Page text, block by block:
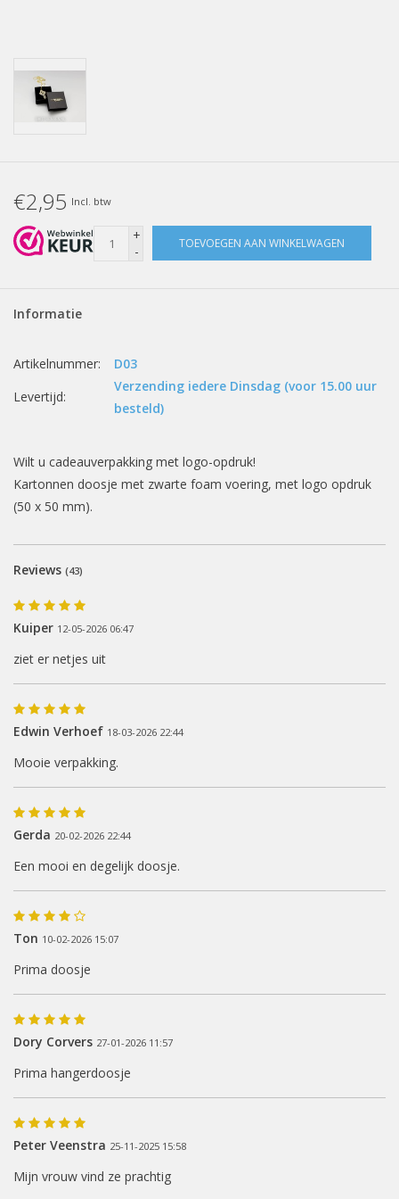
€2,95 Incl. btw
+
-
TOEVOEGEN AAN WINKELWAGEN
Informatie
Artikelnummer:
D03
Levertijd:
Verzending iedere Dinsdag (voor 15.00 uur
besteld)
Wilt u cadeauverpakking met logo-opdruk!
Kartonnen doosje met zwarte foam voering, met logo opdruk
(50 x 50 mm).
Reviews (43)
Kuiper 12-05-2026 06:47
ziet er netjes uit
Edwin Verhoef 18-03-2026 22:44
Mooie verpakking.
Gerda 20-02-2026 22:44
Een mooi en degelijk doosje.
Ton 10-02-2026 15:07
Prima doosje
Dory Corvers 27-01-2026 11:57
Prima hangerdoosje
Peter Veenstra 25-11-2025 15:58
Mijn vrouw vind ze prachtig